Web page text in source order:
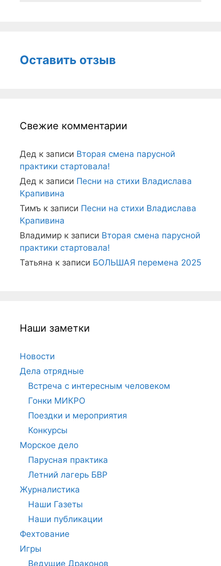
Оставить отзыв
Свежие комментарии
Дед к записи Вторая смена парусной
практики стартовала!
Дед к записи Песни на стихи Владислава
Крапивина
Тимъ к записи Песни на стихи Владислава
Крапивина
Владимир к записи Вторая смена парусной
практики стартовала!
Татьяна к записи БОЛЬШАЯ перемена 2025
Наши заметки
Новости
Дела отрядные
Встреча с интересным человеком
Гонки МИКРО
Поездки и мероприятия
Конкурсы
Морское дело
Парусная практика
Летний лагерь БВР
Журналистика
Наши Газеты
Наши публикации
Фехтование
Игры
Ведущие Драконов